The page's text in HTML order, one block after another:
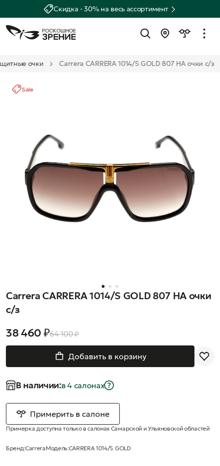
Скидка - 30% на весь ассортимент
очки Carrera CARRERA 1014/S GOLD 807 HA очки с/з
Sale
Carrera CARRERA 1014/S GOLD 807 HA очки
с/з
38 460 ₽64 100 ₽
Добавить в корзину
В наличии:в 4 салонах
Примерить в салоне
Примерка доступна только в салонах Самарской и Ульяновской областей
Бренд:CarreraМодель:CARRERA 1014/S GOLD